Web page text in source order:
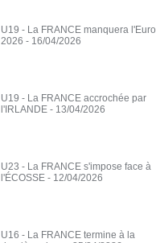
U19 - La FRANCE manquera l'Euro
2026 - 16/04/2026
U19 - La FRANCE accrochée par
l'IRLANDE - 13/04/2026
U23 - La FRANCE s'impose face à
l'ÉCOSSE - 12/04/2026
U16 - La FRANCE termine à la